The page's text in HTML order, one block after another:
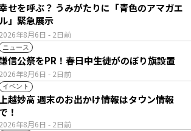
2026年8月6日 - 2日前
せを呼ぶ？ うみがたりに「青色のアマガエ
ル」緊急展示
ニュース
2026年8月6日 - 2日前
信公祭をPR！春日中生徒がのぼり旗設置
イベント
2026年8月6日 - 2日前
上越妙高 週末のお出かけ情報はタウン情報
で！